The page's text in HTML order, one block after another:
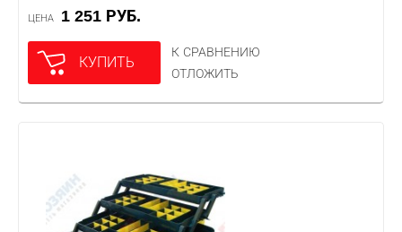
ЦЕНА 1 251 РУБ.
КУПИТЬ
К СРАВНЕНИЮ
ОТЛОЖИТЬ